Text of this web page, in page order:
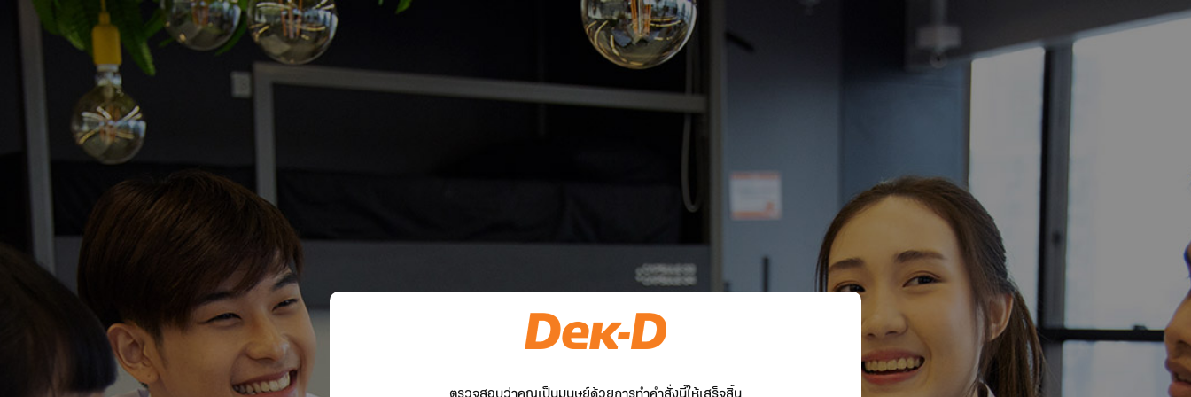
ตรวจสอบว่าคุณเป็นมนุษย์ด้วยการทำคำสั่งนี้ให้เสร็จสิ้น